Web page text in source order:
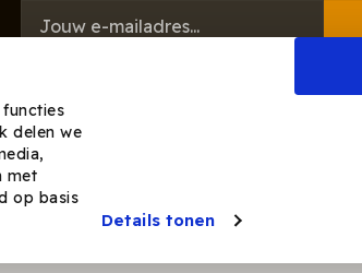
delen we
met
op basis
Details tonen
Disclaimer